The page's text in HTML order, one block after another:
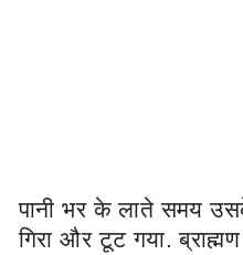
पानी भर के लाते समय
गिरा और टूट गया.